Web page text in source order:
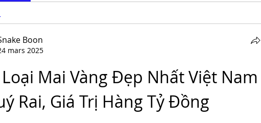
Boon
mars 2025
Loại Mai Vàng Đẹp Nhất Việt Nam
Rai, Giá Trị Hàng Tỷ Đồng